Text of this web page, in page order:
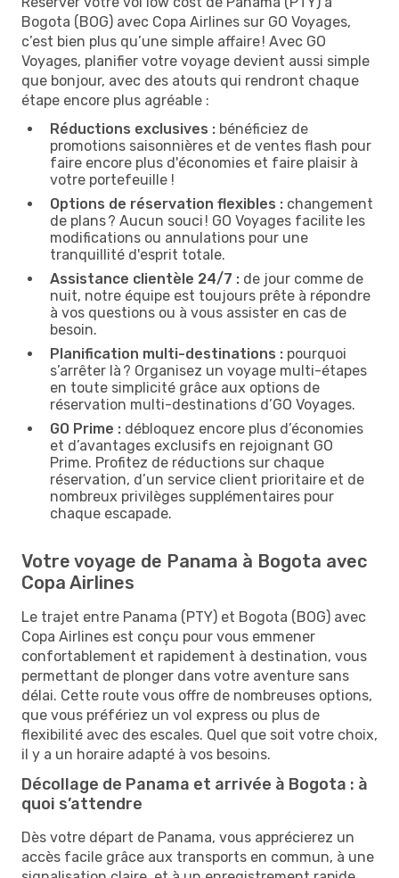
Bogota (BOG) avec Copa Airlines sur GO Voyages,
c’est bien plus qu’une simple affaire ! Avec GO
Voyages, planifier votre voyage devient aussi simple
que bonjour, avec des atouts qui rendront chaque
étape encore plus agréable :
Réductions exclusives : bénéficiez de
promotions saisonnières et de ventes flash pour
faire encore plus d'économies et faire plaisir à
votre portefeuille !
Options de réservation flexibles : changement
de plans ? Aucun souci ! GO Voyages facilite les
modifications ou annulations pour une
tranquillité d'esprit totale.
Assistance clientèle 24/7 : de jour comme de
nuit, notre équipe est toujours prête à répondre
à vos questions ou à vous assister en cas de
besoin.
Planification multi-destinations : pourquoi
s’arrêter là ? Organisez un voyage multi-étapes
en toute simplicité grâce aux options de
réservation multi-destinations d’GO Voyages.
GO Prime : débloquez encore plus d’économies
et d’avantages exclusifs en rejoignant GO
Prime. Profitez de réductions sur chaque
réservation, d’un service client prioritaire et de
nombreux privilèges supplémentaires pour
chaque escapade.
Votre voyage de Panama à Bogota avec
Copa Airlines
Le trajet entre Panama (PTY) et Bogota (BOG) avec
Copa Airlines est conçu pour vous emmener
confortablement et rapidement à destination, vous
permettant de plonger dans votre aventure sans
délai. Cette route vous offre de nombreuses options,
que vous préfériez un vol express ou plus de
flexibilité avec des escales. Quel que soit votre choix,
il y a un horaire adapté à vos besoins.
Décollage de Panama et arrivée à Bogota : à
quoi s’attendre
Dès votre départ de Panama, vous apprécierez un
accès facile grâce aux transports en commun, à une